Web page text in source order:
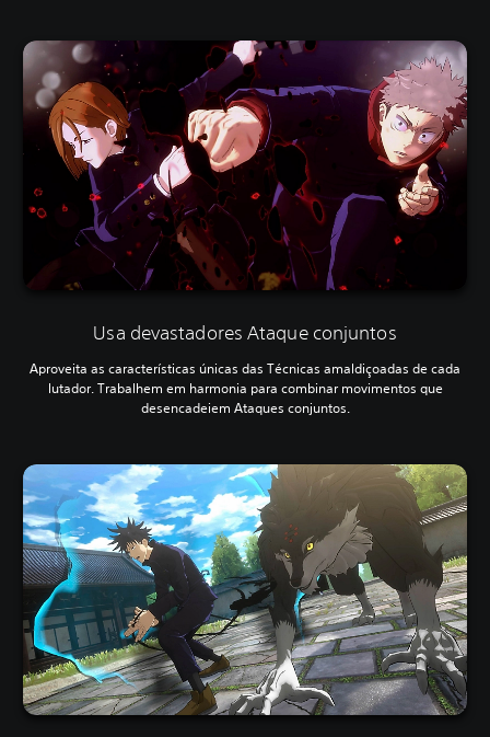
Usa devastadores Ataque conjuntos
Aproveita as características únicas das Técnicas amaldiçoadas de cada
lutador. Trabalhem em harmonia para combinar movimentos que
desencadeiem Ataques conjuntos.